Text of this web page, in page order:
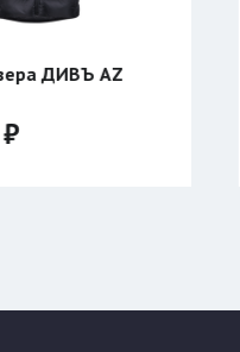
Палатка BTrace STORM 2
24 300 ₽